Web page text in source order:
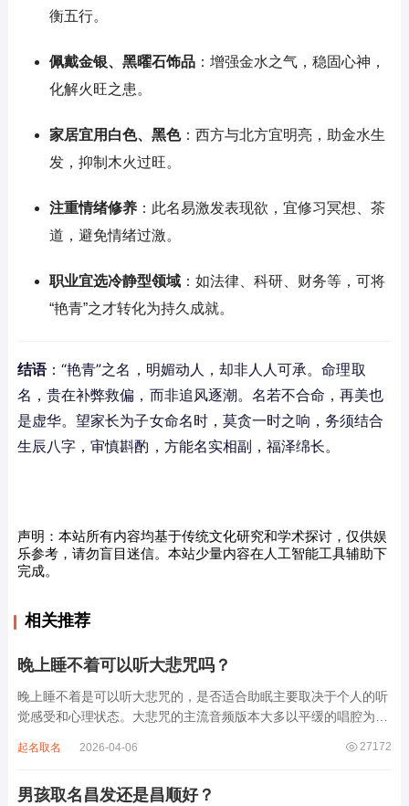
衡五行。
佩戴金银、黑曜石饰品：增强金水之气，稳固心神，
化解火旺之患。
家居宜用白色、黑色：西方与北方宜明亮，助金水生
发，抑制木火过旺。
注重情绪修养：此名易激发表现欲，宜修习冥想、茶
道，避免情绪过激。
职业宜选冷静型领域：如法律、科研、财务等，可将
“艳青”之才转化为持久成就。
结语：“艳青”之名，明媚动人，却非人人可承。命理取
名，贵在补弊救偏，而非追风逐潮。名若不合命，再美也
是虚华。望家长为子女命名时，莫贪一时之响，务须结合
生辰八字，审慎斟酌，方能名实相副，福泽绵长。
声明：本站所有内容均基于传统文化研究和学术探讨，仅供娱
乐参考，请勿盲目迷信。本站少量内容在人工智能工具辅助下
完成。
相关推荐
晚上睡不着可以听大悲咒吗？
晚上睡不着是可以听大悲咒的，是否适合助眠主要取决于个人的听
觉感受和心理状态。大悲咒的主流音频版本大多以平缓的唱腔为
急促的鼓点，这类音频本身具备静心的基础特质。睡前思绪繁杂、
27172
起名取名 2026-04-06
男孩取名昌发还是昌顺好？